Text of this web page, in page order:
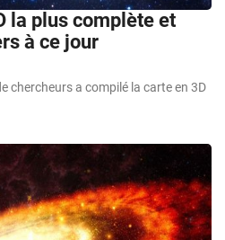
la plus complète et
à ce jour
chercheurs a compilé la carte en 3D